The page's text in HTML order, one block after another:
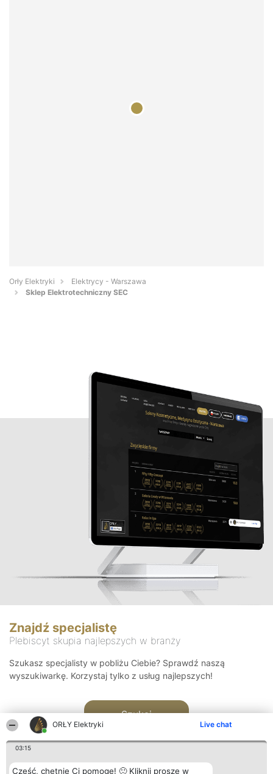
ORŁY Elektryki Live chat
03:15
Cześć, chętnie Ci pomogę! 🙂 Kliknij proszę w
Orły Elektryki
Elektrycy - Warszawa
Sklep Elektrotechniczny SEC
Znajdź specjalistę
Plebiscyt skupia najlepszych w branży
Szukasz specjalisty w pobliżu Ciebie? Sprawdź naszą
wyszukiwarkę. Korzystaj tylko z usług najlepszych!
Szukaj